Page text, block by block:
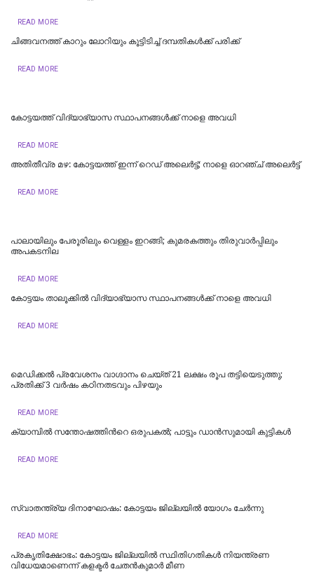
READ MORE
ചിങ്ങവനത്ത് കാറും ലോറിയും കൂട്ടിടിച്ച് ദമ്പതികള്‍ക്ക് പരിക്ക്
READ MORE
കോട്ടയത്ത് വിദ്യാഭ്യാസ സ്ഥാപനങ്ങൾക്ക് നാളെ അവധി
READ MORE
അതിതീവ്ര മഴ: കോട്ടയത്ത് ഇന്ന് റെഡ് അലെർട്ട്; നാളെ ഓറഞ്ച് അലെര്‍ട്ട്
READ MORE
പാലായിലും പേരൂരിലും വെള്ളം ഇറങ്ങി; കുമരകത്തും തിരുവാര്‍പ്പിലും
അപകടനില
READ MORE
കോട്ടയം താലൂക്കില്‍ വിദ്യാഭ്യാസ സ്ഥാപനങ്ങള്‍ക്ക് നാളെ അവധി
READ MORE
മെഡിക്കൽ പ്രവേശനം വാഗ്ദാനം ചെയ്ത് 21 ലക്ഷം രൂപ തട്ടിയെടുത്തു;
പ്രതിക്ക് 3 വർഷം കഠിനതടവും പിഴയും
READ MORE
ക്യാമ്പിൽ സന്തോഷത്തിന്‍റെ ഒരുപകൽ; പാട്ടും ഡാൻസുമായി കുട്ടികൾ
READ MORE
സ്വാതന്ത്ര്യ ദിനാഘോഷം: കോട്ടയം ജില്ലയില്‍ യോഗം ചേർന്നു
READ MORE
പ്രകൃതിക്ഷോഭം: കോട്ടയം ജില്ലയിൽ സ്ഥിതിഗതികൾ നിയന്ത്രണ
വിധേയമാണെന്ന് കളക്ടർ ചേതൻകുമാർ മീണ